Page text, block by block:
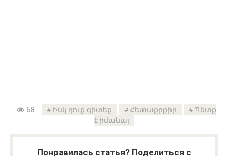
68 Իսկ դուք գիտեք Հետաքրքիր
Պետք
է իմանալ
Понравилась статья? Поделиться с